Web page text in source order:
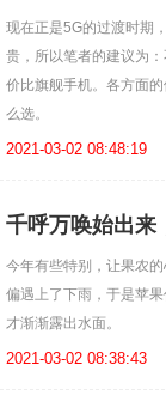
现在正是5G的过渡时期
贵，所以笔者的建议为
价比旗舰手机。各方面
么选。
2021-03-02 08:48:19
千呼万唤始出来
今年有些特别，让果农
偏遇上了下雨，于是苹
才渐渐露出水面。
2021-03-02 08:38:43